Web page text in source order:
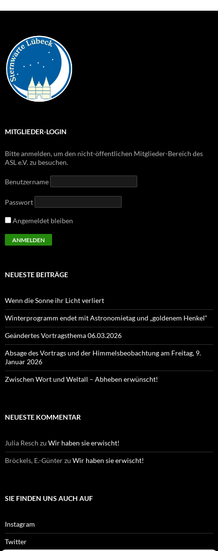
MITGLIEDER-LOGIN
Bitte anmelden, um den nicht-öffentlichen Mitglieder-Bereich des
ASL e.V. zu besuchen.
Benutzername
Passwort
Angemeldet bleiben
NEUESTE BEITRÄGE
Wenn die Sonne ihr Licht verliert
Winterprogramm endet mit Astronomietag und „goldenem Henkel“
Geändertes Vortragsthema 06.03.2026
Absage des Vortrags und der Himmelsbeobachtung am Freitag, 9.
Januar 2026
Zwischen Wort und Weltall – Abheben erwünscht!
NEUESTE KOMMENTAR
Julia Resch zu Wir haben sie erwischt!
Bröckels, E.-Günterzu Wir haben sie erwischt!
SIE FINDEN UNS AUCH AUF
Instagram
Twitter